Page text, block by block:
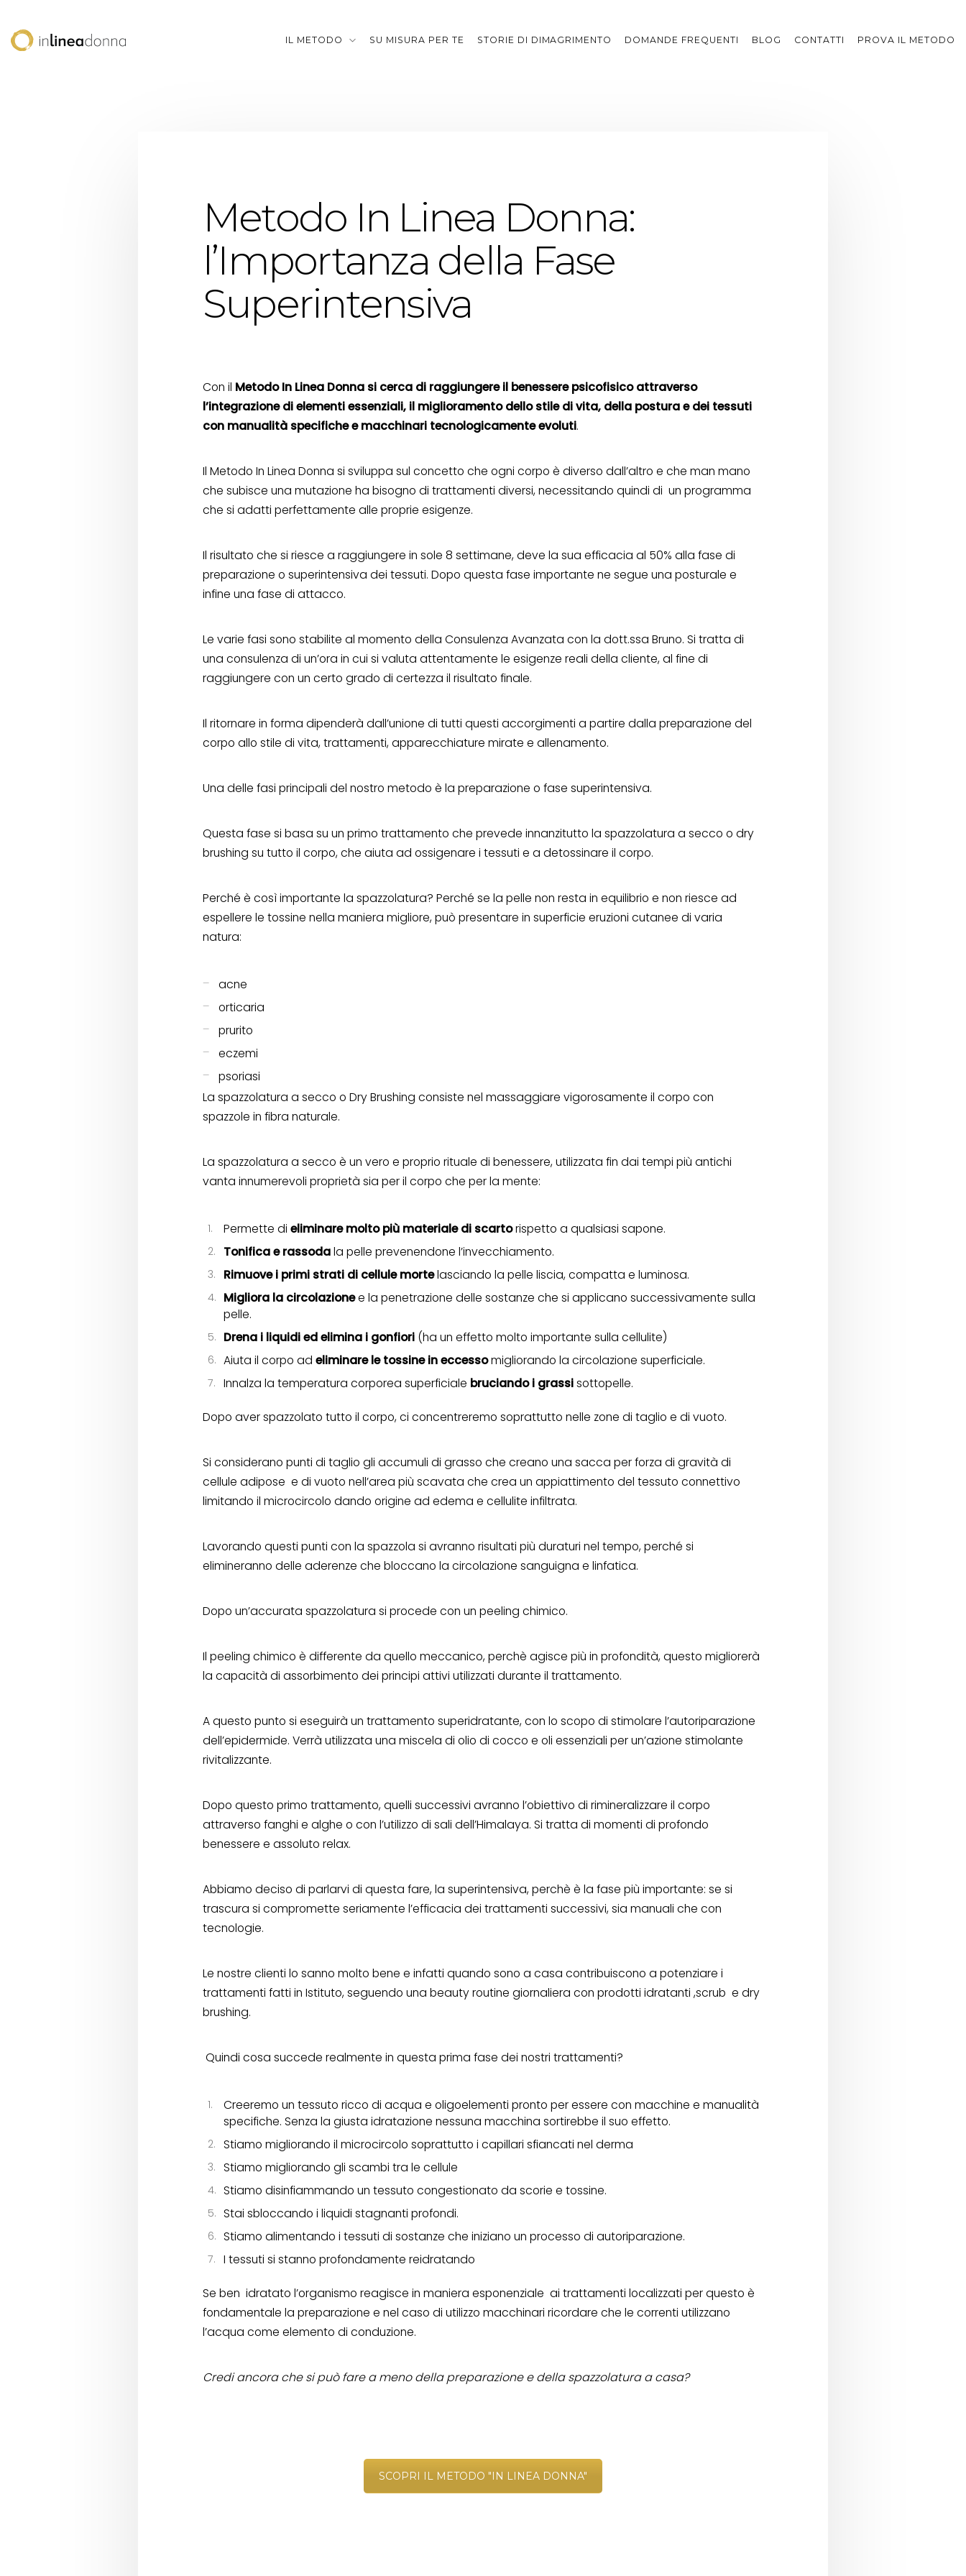
IL METODO SU MISURA PER TE STORIE DI DIMAGRIMENTO DOMANDE FREQUENTI BLOG CONTATTI PROVA IL METODO
Metodo In Linea Donna:
l’Importanza della Fase
Superintensiva
Con il Metodo In Linea Donna si cerca di raggiungere il benessere psicofisico attraverso
l’integrazione di elementi essenziali, il miglioramento dello stile di vita, della postura e dei tessuti
con manualità specifiche e macchinari tecnologicamente evoluti.
Il Metodo In Linea Donna si sviluppa sul concetto che ogni corpo è diverso dall’altro e che man mano
che subisce una mutazione ha bisogno di trattamenti diversi, necessitando quindi di un programma
che si adatti perfettamente alle proprie esigenze.
Il risultato che si riesce a raggiungere in sole 8 settimane, deve la sua efficacia al 50% alla fase di
preparazione o superintensiva dei tessuti. Dopo questa fase importante ne segue una posturale e
infine una fase di attacco.
Le varie fasi sono stabilite al momento della Consulenza Avanzata con la dott.ssa Bruno. Si tratta di
una consulenza di un’ora in cui si valuta attentamente le esigenze reali della cliente, al fine di
raggiungere con un certo grado di certezza il risultato finale.
Il ritornare in forma dipenderà dall’unione di tutti questi accorgimenti a partire dalla preparazione del
corpo allo stile di vita, trattamenti, apparecchiature mirate e allenamento.
Una delle fasi principali del nostro metodo è la preparazione o fase superintensiva.
Questa fase si basa su un primo trattamento che prevede innanzitutto la spazzolatura a secco o dry
brushing su tutto il corpo, che aiuta ad ossigenare i tessuti e a detossinare il corpo.
Perché è così importante la spazzolatura? Perché se la pelle non resta in equilibrio e non riesce ad
espellere le tossine nella maniera migliore, può presentare in superficie eruzioni cutanee di varia
natura:
acne
orticaria
prurito
eczemi
psoriasi
La spazzolatura a secco o Dry Brushing consiste nel massaggiare vigorosamente il corpo con
spazzole in fibra naturale.
La spazzolatura a secco è un vero e proprio rituale di benessere, utilizzata fin dai tempi più antichi
vanta innumerevoli proprietà sia per il corpo che per la mente:
Permette di eliminare molto più materiale di scartorispetto a qualsiasi sapone.
Tonifica e rassodala pelle prevenendone l’invecchiamento.
Rimuove i primi strati di cellule mortelasciando la pelle liscia, compatta e luminosa.
Migliora la circolazionee la penetrazione delle sostanze che si applicano successivamente sulla
pelle.
Drena i liquidi ed elimina i gonfiori(ha un effetto molto importante sulla cellulite)
Aiuta il corpo ad eliminare le tossine in eccessomigliorando la circolazione superficiale.
Innalza la temperatura corporea superficiale bruciando i grassisottopelle.
Dopo aver spazzolato tutto il corpo, ci concentreremo soprattutto nelle zone di taglio e di vuoto.
Si considerano punti di taglio gli accumuli di grasso che creano una sacca per forza di gravità di
cellule adipose e di vuoto nell’area più scavata che crea un appiattimento del tessuto connettivo
limitando il microcircolo dando origine ad edema e cellulite infiltrata.
Lavorando questi punti con la spazzola si avranno risultati più duraturi nel tempo, perché si
elimineranno delle aderenze che bloccano la circolazione sanguigna e linfatica.
Dopo un’accurata spazzolatura si procede con un peeling chimico.
Il peeling chimico è differente da quello meccanico, perchè agisce più in profondità, questo migliorerà
la capacità di assorbimento dei principi attivi utilizzati durante il trattamento.
A questo punto si eseguirà un trattamento superidratante, con lo scopo di stimolare l’autoriparazione
dell’epidermide. Verrà utilizzata una miscela di olio di cocco e oli essenziali per un’azione stimolante
rivitalizzante.
Dopo questo primo trattamento, quelli successivi avranno l’obiettivo di rimineralizzare il corpo
attraverso fanghi e alghe o con l’utilizzo di sali dell’Himalaya. Si tratta di momenti di profondo
benessere e assoluto relax.
Abbiamo deciso di parlarvi di questa fare, la superintensiva, perchè è la fase più importante: se si
trascura si compromette seriamente l’efficacia dei trattamenti successivi, sia manuali che con
tecnologie.
Le nostre clienti lo sanno molto bene e infatti quando sono a casa contribuiscono a potenziare i
trattamenti fatti in Istituto, seguendo una beauty routine giornaliera con prodotti idratanti ,scrub e dry
brushing.
Quindi cosa succede realmente in questa prima fase dei nostri trattamenti?
Creeremo un tessuto ricco di acqua e oligoelementi pronto per essere con macchine e manualità
specifiche. Senza la giusta idratazione nessuna macchina sortirebbe il suo effetto.
Stiamo migliorando il microcircolo soprattutto i capillari sfiancati nel derma
Stiamo migliorando gli scambi tra le cellule
Stiamo disinfiammando un tessuto congestionato da scorie e tossine.
Stai sbloccando i liquidi stagnanti profondi.
Stiamo alimentando i tessuti di sostanze che iniziano un processo di autoriparazione.
I tessuti si stanno profondamente reidratando
Se ben idratato l’organismo reagisce in maniera esponenziale ai trattamenti localizzati per questo è
fondamentale la preparazione e nel caso di utilizzo macchinari ricordare che le correnti utilizzano
l’acqua come elemento di conduzione.
Credi ancora che si può fare a meno della preparazione e della spazzolatura a casa?
SCOPRI IL METODO "IN LINEA DONNA"